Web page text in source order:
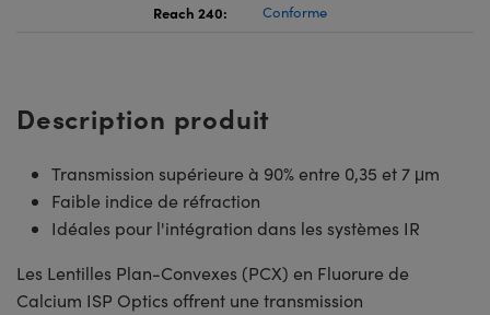
Reach 240: Conforme
Description produit
Transmission supérieure à 90% entre 0,35 et 7 μm
Faible indice de réfraction
Idéales pour l'intégration dans les systèmes IR
Les Lentilles Plan-Convexes (PCX) en Fluorure de
Calcium ISP Optics offrent une transmission